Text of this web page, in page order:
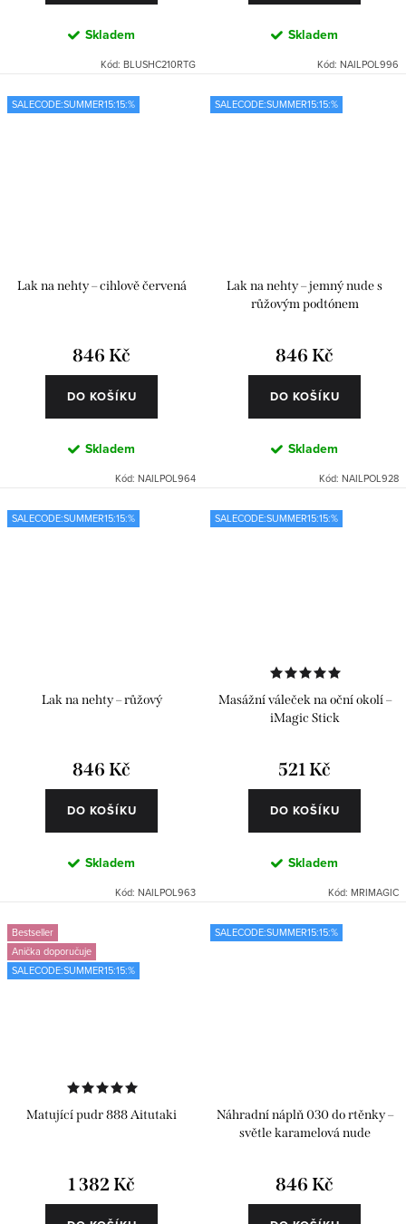
Skladem
Kód: BLUSHC210RTG
Skladem
Kód: NAILPOL996
SALECODE:SUMMER15:15:%
Lak na nehty – cihlově červená
846 Kč
DO KOŠÍKU
Skladem
Kód: NAILPOL964
SALECODE:SUMMER15:15:%
Lak na nehty – jemný nude s
růžovým podtónem
846 Kč
DO KOŠÍKU
Skladem
Kód: NAILPOL928
SALECODE:SUMMER15:15:%
Lak na nehty – růžový
846 Kč
DO KOŠÍKU
Skladem
Kód: NAILPOL963
SALECODE:SUMMER15:15:%
Masážní váleček na oční okolí –
iMagic Stick
521 Kč
DO KOŠÍKU
Skladem
Kód: MRIMAGIC
Bestseller
Anička doporučuje
SALECODE:SUMMER15:15:%
Matující pudr 888 Aitutaki
1 382 Kč
SALECODE:SUMMER15:15:%
Náhradní náplň 030 do rtěnky –
světle karamelová nude
846 Kč